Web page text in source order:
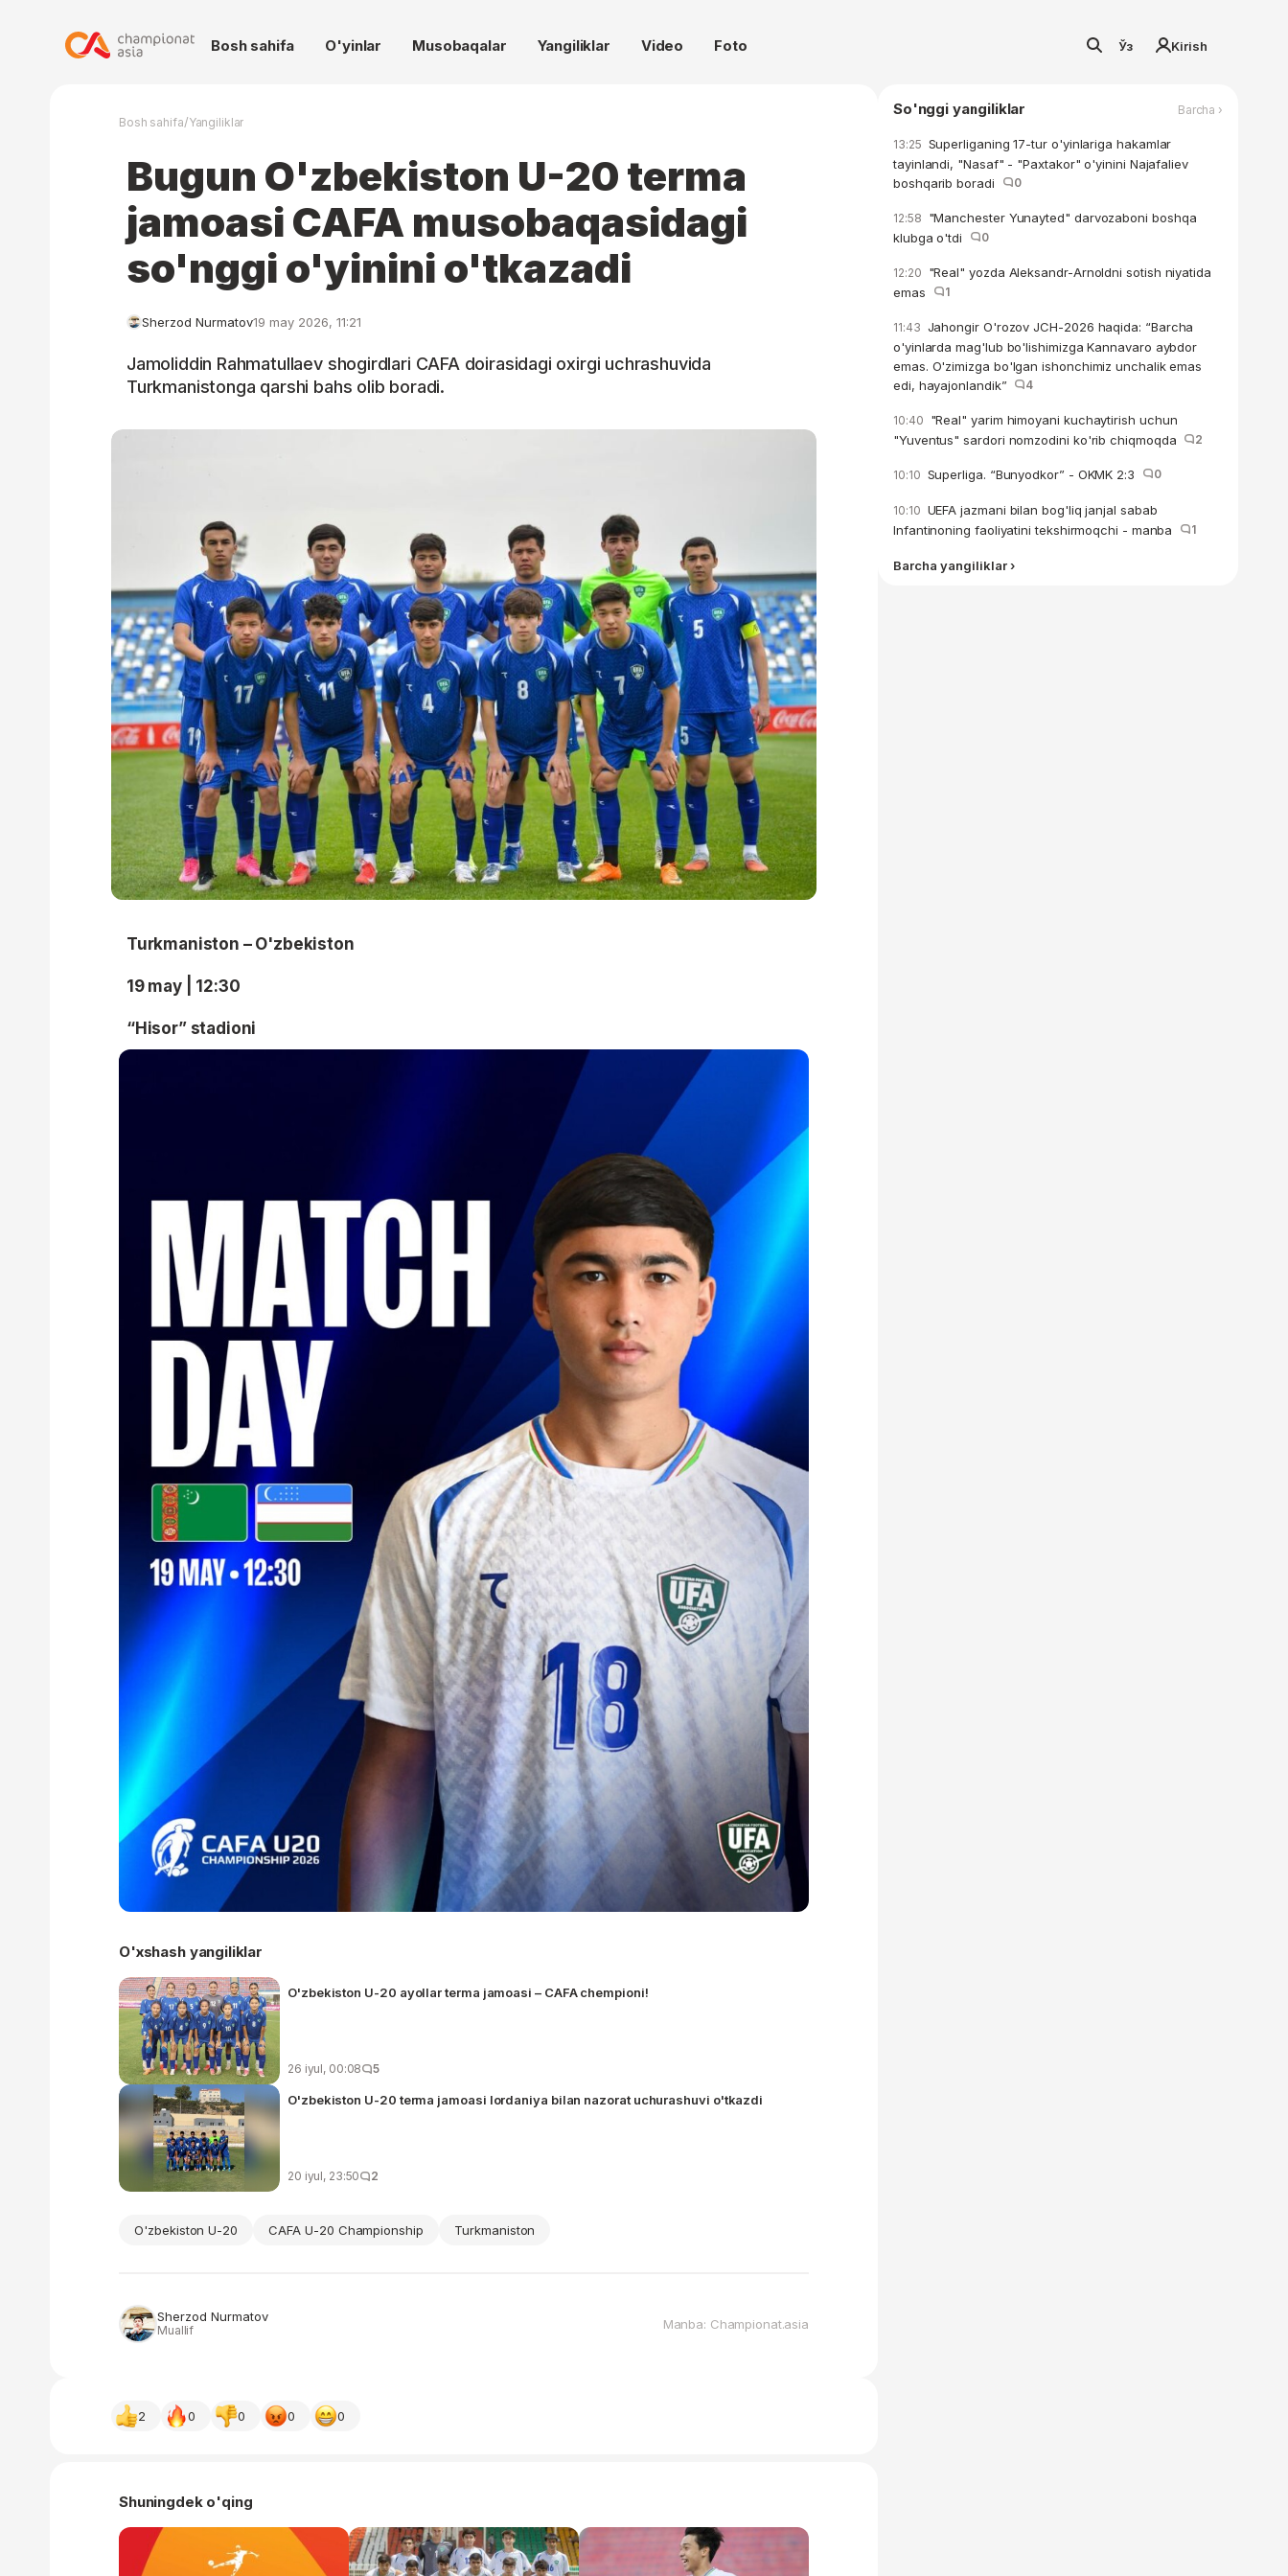
Bosh sahifa O'yinlar Musobaqalar Yangiliklar Video Foto Ўз Kirish
Bosh sahifa/Yangiliklar
Bugun O'zbekiston U-20 terma
jamoasi CAFA musobaqasidagi
so'nggi o'yinini o'tkazadi
Sherzod Nurmatov19 may 2026, 11:21
Jamoliddin Rahmatullaev shogirdlari CAFA doirasidagi oxirgi uchrashuvida
Turkmanistonga qarshi bahs olib boradi.
Turkmaniston – O'zbekiston
19 may | 12:30
“Hisor” stadioni
O'xshash yangiliklar
O'zbekiston U-20 ayollar terma jamoasi – CAFA chempioni!
26 iyul, 00:08 5
O'zbekiston U-20 terma jamoasi Iordaniya bilan nazorat uchurashuvi o'tkazdi
20 iyul, 23:50 2
O'zbekiston U-20 CAFA U-20 Championship Turkmaniston
Sherzod Nurmatov
Muallif Manba: Championat.asia
2 0 0 0 0
Shuningdek o'qing
So'nggi yangiliklar Barcha ›
13:25 Superliganing 17-tur o'yinlariga hakamlar
tayinlandi, "Nasaf" - "Paxtakor" o'yinini Najafaliev
boshqarib boradi
0
12:58 "Manchester Yunayted" darvozaboni boshqa
klubga o'tdi
0
12:20 "Real" yozda Aleksandr-Arnoldni sotish niyatida
emas
1
11:43 Jahongir O'rozov JCH-2026 haqida: “Barcha
o'yinlarda mag'lub bo'lishimizga Kannavaro aybdor
emas. O'zimizga bo'lgan ishonchimiz unchalik emas
edi, hayajonlandik”
4
10:40 "Real" yarim himoyani kuchaytirish uchun
"Yuventus" sardori nomzodini ko'rib chiqmoqda
2
10:10 Superliga. “Bunyodkor” - OKMK 2:3 0
10:10 UEFA jazmani bilan bog'liq janjal sabab
Infantinoning faoliyatini tekshirmoqchi - manba
1
Barcha yangiliklar ›